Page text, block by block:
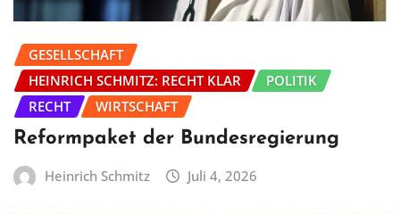
GESELLSCHAFT
HEINRICH SCHMITZ: RECHT KLAR
POLITIK
RECHT
WIRTSCHAFT
Reformpaket der Bundesregierung
Heinrich Schmitz Juli 4, 2026